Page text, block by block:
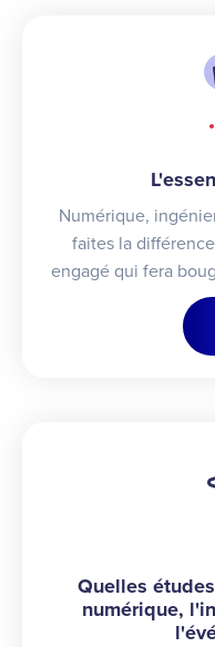
Numérique,
faites la
engagé qui fera
Quelles
numérique,